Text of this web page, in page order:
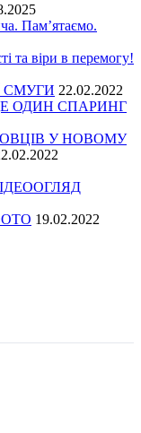
Пам’ятаємо.
та віри в перемогу!
СМУГИ 22.02.2022
ОДИН СПАРИНГ
У НОВОМУ
19.02.2022